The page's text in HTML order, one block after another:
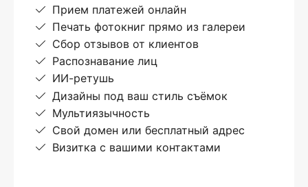
Прием платежей онлайн
Печать фотокниг прямо из галереи
Сбор отзывов от клиентов
Распознавание лиц
ИИ-ретушь
Дизайны под ваш стиль съёмок
Мультиязычность
Свой домен или бесплатный адрес
Визитка с вашими контактами